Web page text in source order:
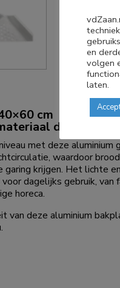
cm
dikte 1,5mm
met deze
waardoor
krijgen. Het lichte
dagelijks gebruik,
horeca.
van deze aluminium
en
volgen
laten.